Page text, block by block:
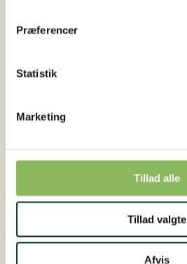
Præferencer
Statistik
Marketing
Tillad alle
Tillad valgte
Afvis
Makor
LIQUID,
antal